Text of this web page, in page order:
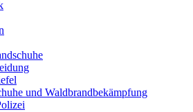
und Waldbrandbekämpfung